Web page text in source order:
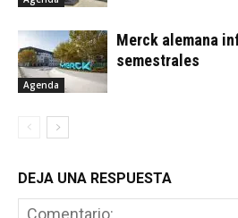
Agenda
Merck alemana
semestrales
DEJA UNA RESPUESTA